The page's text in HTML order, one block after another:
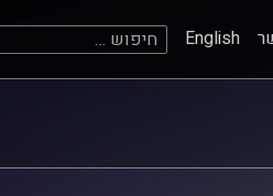
English חיפוש: